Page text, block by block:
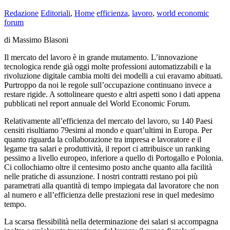
Redazione Editoriali, Home efficienza, lavoro, world economic
forum
di Massimo Blasoni
Il mercato del lavoro è in grande mutamento. L’innovazione
tecnologica rende già oggi molte professioni automatizzabili e la
rivoluzione digitale cambia molti dei modelli a cui eravamo abituati.
Purtroppo da noi le regole sull’occupazione continuano invece a
restare rigide. A sottolineare questo e altri aspetti sono i dati appena
pubblicati nel report annuale del World Economic Forum.
Relativamente all’efficienza del mercato del lavoro, su 140 Paesi
censiti risultiamo 79esimi al mondo e quart’ultimi in Europa. Per
quanto riguarda la collaborazione tra impresa e lavoratore e il
legame tra salari e produttività, il report ci attribuisce un ranking
pessimo a livello europeo, inferiore a quello di Portogallo e Polonia.
Ci collochiamo oltre il centesimo posto anche quanto alla facilità
nelle pratiche di assunzione. I nostri contratti restano poi più
parametrati alla quantità di tempo impiegata dal lavoratore che non
al numero e all’efficienza delle prestazioni rese in quel medesimo
tempo.
La scarsa flessibilità nella determinazione dei salari si accompagna